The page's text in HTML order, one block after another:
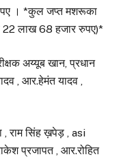
। *कुल जप्त मशरूका
लाख 68 हजार रुपए)*
अय्यूब खान, प्रधान
, आर.हेमंत यादव ,
, राम सिंह ख़पेड़ , asi
प्रजापत , आर.रोहित